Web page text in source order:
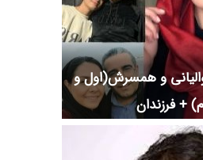
والیانی و همسرش(اول و
+ فرزندان